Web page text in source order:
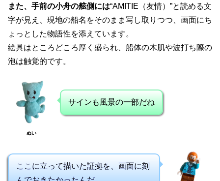
また、手前の小舟の舷側には“AMITIE（友情）”と読める文
字が見え、現地の船名をそのまま写し取りつつ、画面にち
ょっとした物語性を添えています。
絵具はところどころ厚く盛られ、船体の木肌や波打ち際の
泡は触覚的です。
ぬい
サインも風景の一部だね
ここに立って描いた証拠を、画面に刻